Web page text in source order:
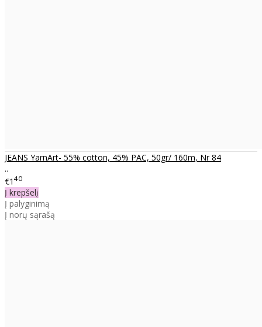
JEANS YarnArt- 55% cotton, 45% PAC, 50gr/ 160m, Nr 84
..
€1 40
Į krepšelį
Į palyginimą
Į norų sąrašą